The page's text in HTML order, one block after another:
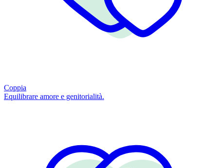
Coppia
Equilibrare amore e genitorialità.